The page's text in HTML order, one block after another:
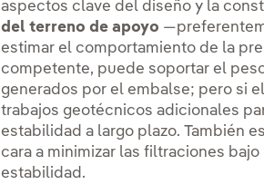
aspectos clave del diseño y la
del terreno de apoyo
estimar el comportamiento de la
competente, puede soportar el
generados por el embalse; pero si
trabajos geotécnicos adicionales
estabilidad a largo plazo. También
cara a minimizar las filtraciones
estabilidad.